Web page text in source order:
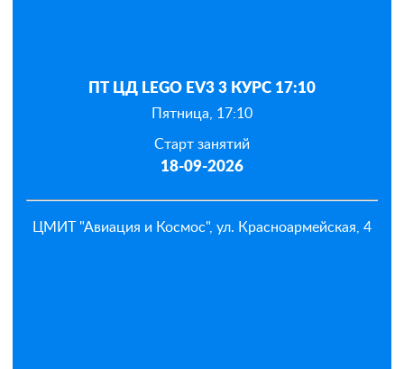
ПТ ЦД LEGO EV3 3 КУРС 17:10
Пятница, 17:10
Старт занятий
18-09-2026
ЦМИТ "Авиация и Космос", ул. Красноармейская, 4